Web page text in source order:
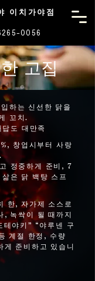
이치가야점
0056
고집
하는 신선한 닭을
꼬치.
도 대만족
창업시부터 사랑
정중하게 준비, 7
은 닭 백탕 스프
한, 자가제 소스로
, 녹싹이 될 때까지
야키” “야루넨 구
계절 한정, 수량
게 준비하고 있습니